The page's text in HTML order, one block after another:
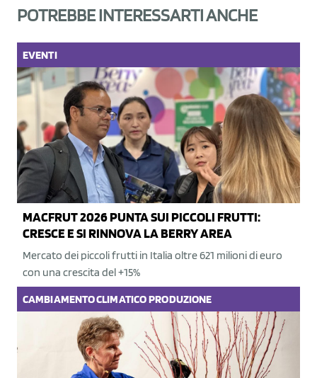
POTREBBE INTERESSARTI ANCHE
EVENTI
MACFRUT 2026 PUNTA SUI PICCOLI FRUTTI:
CRESCE E SI RINNOVA LA BERRY AREA
Mercato dei piccoli frutti in Italia oltre 621 milioni di euro
con una crescita del +15%
CAMBIAMENTO CLIMATICOPRODUZIONE